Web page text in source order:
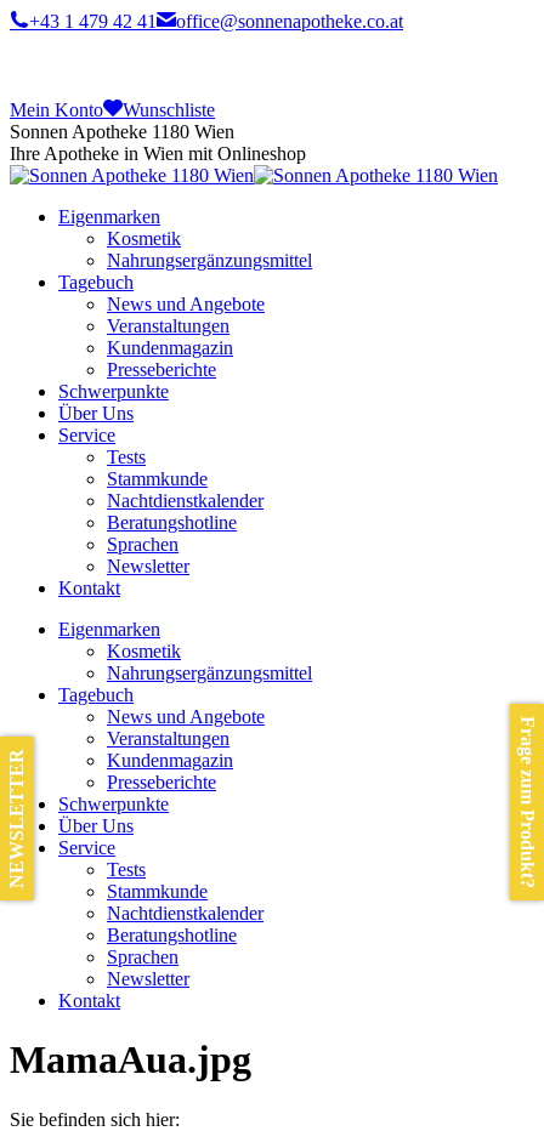
+43 1 479 42 41 office@sonnenapotheke.co.at
Mein Konto
Wunschliste
Sonnen Apotheke 1180 Wien
Ihre Apotheke in Wien mit Onlineshop
Eigenmarken
Kosmetik
Nahrungsergänzungsmittel
Tagebuch
News und Angebote
Veranstaltungen
Kundenmagazin
Presseberichte
Schwerpunkte
Über Uns
Service
Tests
Stammkunde
Nachtdienstkalender
Beratungshotline
Sprachen
Newsletter
Kontakt
Eigenmarken
Kosmetik
Nahrungsergänzungsmittel
Tagebuch
News und Angebote
Veranstaltungen
Kundenmagazin
Presseberichte
Schwerpunkte
Über Uns
Service
Tests
Stammkunde
Nachtdienstkalender
Beratungshotline
Sprachen
Newsletter
Kontakt
MamaAua.jpg
Sie befinden sich hier:
Frage zum Produkt?
NEWSLETTER